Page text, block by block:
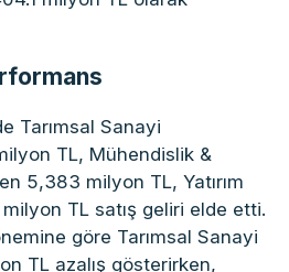
Tarımsal Sanayi
TL, Mühendislik &
5,383 milyon TL, Yatırım
TL satış geliri elde etti.
göre Tarımsal Sanayi
TL azalış gösterirken,